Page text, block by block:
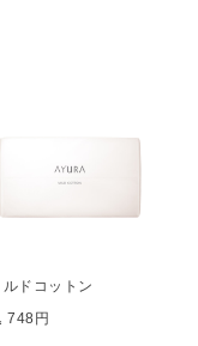
ルドコットン
748円